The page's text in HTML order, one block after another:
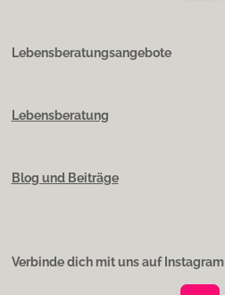
Lebensberatungsangebote
Lebensberatung
Blog und Beiträge
Verbinde dich mit uns auf Instagram